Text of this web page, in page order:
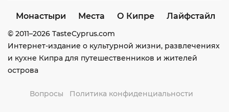
Монастыри Места О Кипре Лайфстайл
© 2011–2026 TasteCyprus.com
Интернет-издание о культурной жизни, развлечениях
и кухне Кипра для путешественников и жителей
острова
Вопросы Политика конфиденциальности